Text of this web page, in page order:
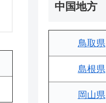
中国地方
鳥取県
島根県
岡山県